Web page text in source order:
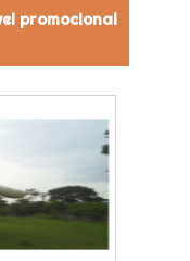
promocional